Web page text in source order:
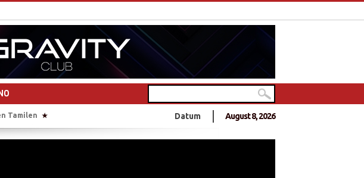
Gebärsaal Tausende Tamilen feiern in Deutschlands größtem Hindu-Tempel
dem Bürgerkrieg – 10 Jahre Frieden?
nach dem Bürgerkrieg- 10 Jahre Frieden?
in Sri Lanka
Datum August 8, 2026